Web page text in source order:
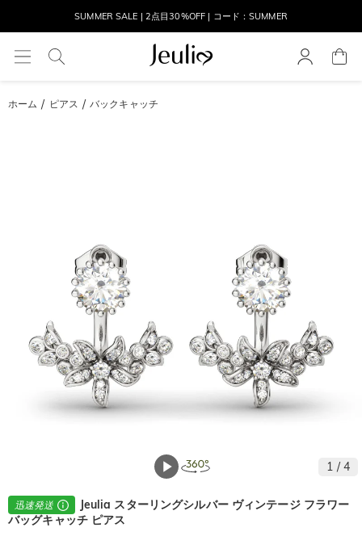
SUMMER SALE | 2点目30%OFF | コード：SUMMER
MOVE MY WAY | 3点購入でネックレス無料
ホーム ピアス バックキャッチ
1 /4
迅速発送
Jeulia スターリングシルバー ヴィンテージ フラワー
バッグキャッチ ピアス